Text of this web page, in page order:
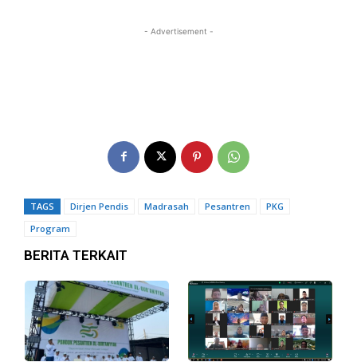
- Advertisement -
TAGS Dirjen Pendis Madrasah Pesantren
PKG
Program
BERITA TERKAIT